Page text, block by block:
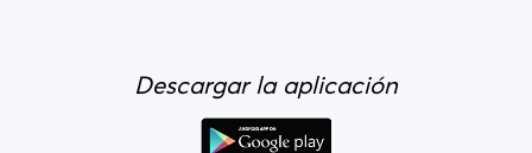
Descargar la aplicación